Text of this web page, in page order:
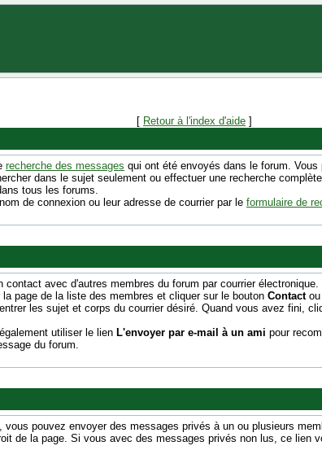
[ Retour à l'index d'aide ]
recherche des messages qui ont été envoyés dans le forum.
dans le sujet seulement ou effectuer une recherche
tous les forums.
de connexion ou leur adresse de courrier par le formulaire de
avec d'autres membres du forum par courrier électronique.
page de la liste des membres et cliquer sur le bouton Contactou
les sujet et corps du courrier désiré. Quand vous avez fini,
utiliser le lien L'envoyer par e-mail à un ami pour
du forum.
pouvez envoyer des messages privés à un ou plusieurs
de la page. Si vous avec des messages privés non lus, ce lien